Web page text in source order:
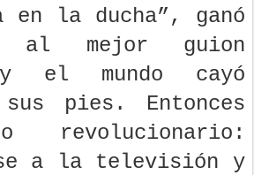
en la ducha”, ganó
al mejor guion
el mundo cayó
pies. Entonces
revolucionario:
a la televisión y